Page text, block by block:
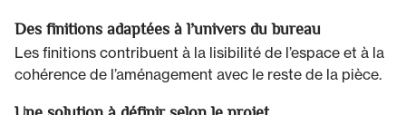
Des finitions adaptées à l’univers du bureau
Les finitions contribuent à la lisibilité de l’espace et à la
cohérence de l’aménagement avec le reste de la pièce.